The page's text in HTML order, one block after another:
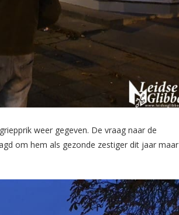
weer gegeven. De vraag naar de
om hem als gezonde zestiger dit jaar maar